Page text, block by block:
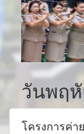
วันพฤ
โครงการค่